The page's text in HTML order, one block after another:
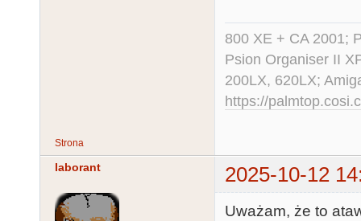
800 XE + CA 2001;
Psion Organiser II
200LX, 620LX;
https://
Strona
laborant 2025-10-12
Uważam, że to